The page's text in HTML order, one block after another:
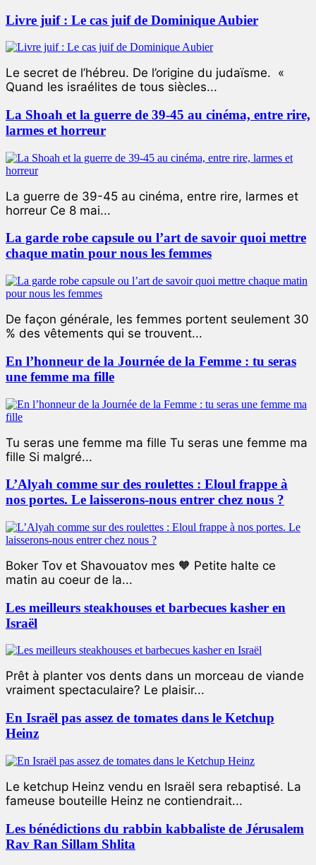
Livre juif : Le cas juif de Dominique Aubier
Le secret de l’hébreu. De l’origine du judaïsme. «
Quand les israélites de tous siècles...
La Shoah et la guerre de 39-45 au cinéma, entre rire,
larmes et horreur
La guerre de 39-45 au cinéma, entre rire, larmes et
horreur Ce 8 mai...
La garde robe capsule ou l’art de savoir quoi mettre
chaque matin pour nous les femmes
De façon générale, les femmes portent seulement 30
% des vêtements qui se trouvent...
En l’honneur de la Journée de la Femme : tu seras
une femme ma fille
Tu seras une femme ma fille Tu seras une femme ma
fille Si malgré...
L’Alyah comme sur des roulettes : Eloul frappe à
nos portes. Le laisserons-nous entrer chez nous ?
Boker Tov et Shavouatov mes 🧡 Petite halte ce
matin au coeur de la...
Les meilleurs steakhouses et barbecues kasher en
Israël
Prêt à planter vos dents dans un morceau de viande
vraiment spectaculaire? Le plaisir...
En Israël pas assez de tomates dans le Ketchup
Heinz
Le ketchup Heinz vendu en Israël sera rebaptisé. La
fameuse bouteille Heinz ne contiendrait...
Les bénédictions du rabbin kabbaliste de Jérusalem
Rav Ran Sillam Shlita